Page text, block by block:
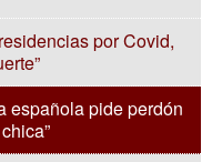
por Covid,
española pide perdón